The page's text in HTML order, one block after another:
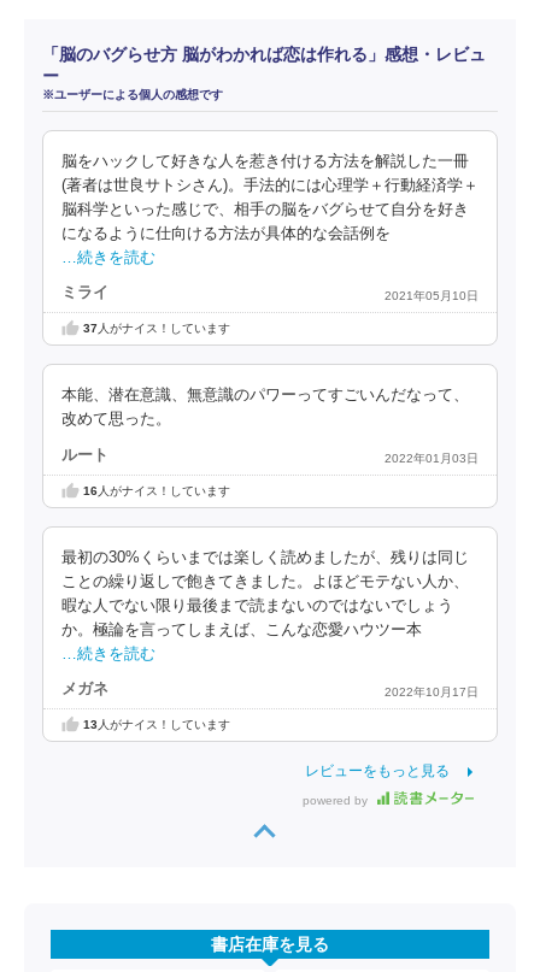
「脳のバグらせ方 脳がわかれば恋は作れる」感想・レビュ
ー
※ユーザーによる個人の感想です
脳をハックして好きな人を惹き付ける方法を解説した一冊
(著者は世良サトシさん)。手法的には心理学＋行動経済学＋
脳科学といった感じで、相手の脳をバグらせて自分を好き
になるように仕向ける方法が具体的な会話例を
…続きを読む
ミライ 2021年05月10日
37人がナイス！しています
本能、潜在意識、無意識のパワーってすごいんだなって、
改めて思った。
ルート 2022年01月03日
16人がナイス！しています
最初の30%くらいまでは楽しく読めましたが、残りは同じ
ことの繰り返しで飽きてきました。よほどモテない人か、
暇な人でない限り最後まで読まないのではないでしょう
か。極論を言ってしまえば、こんな恋愛ハウツー本
…続きを読む
メガネ 2022年10月17日
13人がナイス！しています
レビューをもっと見る
powered by
書店在庫を見る